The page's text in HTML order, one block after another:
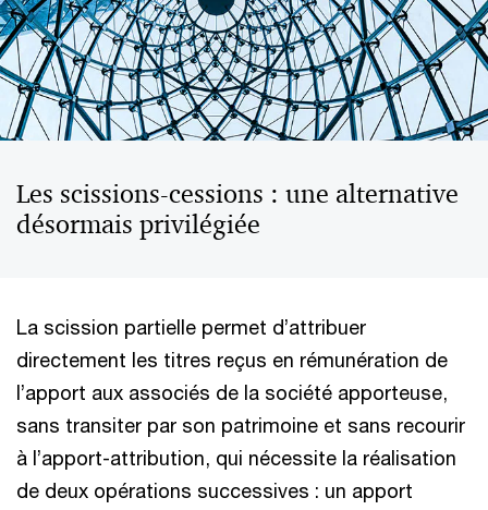
Les scissions-cessions : une alternative
désormais privilégiée
La scission partielle permet d’attribuer
directement les titres reçus en rémunération de
l’apport aux associés de la société apporteuse,
sans transiter par son patrimoine et sans recourir
à l’apport-attribution, qui nécessite la réalisation
de deux opérations successives : un apport